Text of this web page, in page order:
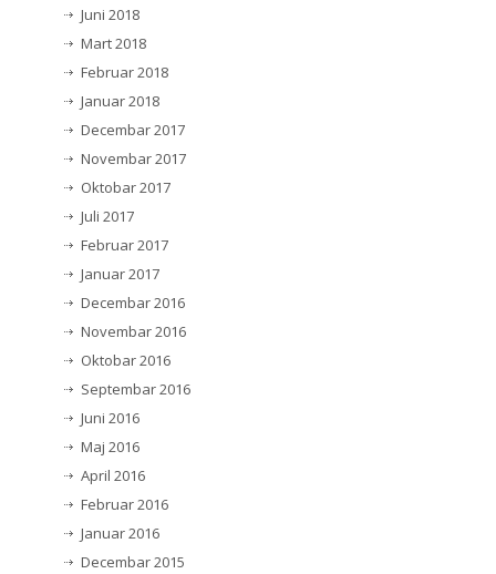
Juni 2018
Mart 2018
Februar 2018
Januar 2018
Decembar 2017
Novembar 2017
Oktobar 2017
Juli 2017
Februar 2017
Januar 2017
Decembar 2016
Novembar 2016
Oktobar 2016
Septembar 2016
Juni 2016
Maj 2016
April 2016
Februar 2016
Januar 2016
Decembar 2015